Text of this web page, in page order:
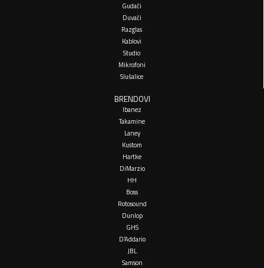
Gudači
Duvači
Razglas
Kablovi
Studio
Mikrofoni
Slušalice
BRENDOVI
Ibanez
Takamine
Laney
Kustom
Hartke
DiMarzio
HH
Boss
Rotosound
Dunlop
GHS
D’Addario
JBL
Samson